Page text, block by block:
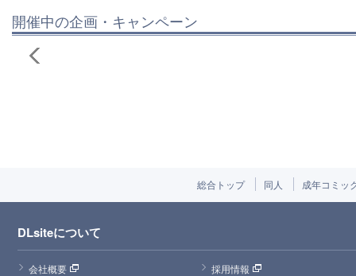
開催中の企画・キャンペーン
総合トップ 同人 成年コミッ
DLsiteについて
会社概要
採用情報